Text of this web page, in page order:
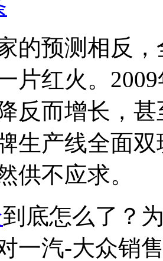
的预测相反
片红火。
反而增长，
生产线全面
供不应求。
到底怎么了？
一汽-大众销